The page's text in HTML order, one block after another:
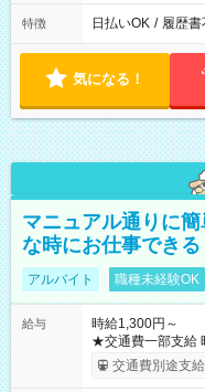
特徴 日払いOK / 履歴書
気になる！
マニュアル通りに
な時にお仕事でき
アルバイト 職種未経験OK
給与
時給1,300円～
★交通費一部支給 時給1,300円～ ※試験・役割により手当あり
※勤務回数により
り！】 希望され
交通費別途支